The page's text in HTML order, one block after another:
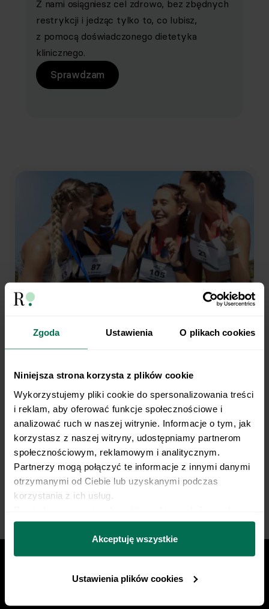
Zgoda Ustawienia O plikach cookies
Niniejsza strona korzysta z plików cookie
Wykorzystujemy pliki cookie do spersonalizowania treści
i reklam, aby oferować funkcje społecznościowe i
analizować ruch w naszej witrynie. Informacje o tym, jak
korzystasz z naszej witryny, udostępniamy partnerom
społecznościowym, reklamowym i analitycznym.
Partnerzy mogą połączyć te informacje z innymi danymi
otrzymanymi od Ciebie lub uzyskanymi podczas
korzystania z ich usług.
można się z nami skontaktować i w jaki sposób
przetwarzamy dane osobowe w ramach
prywatności.
Akceptuję wszystkie
Ustawienia plików cookies
Z nami osiągniesz cel zdrowo, bez zbędnych
restrykcji i jedząc tylko to, co lubisz,
z pomocą doświadczonego dietetyka
klinicznego.
Sprawdzam
Trenujesz regularnie?
My robimy dietę.
Opieka dietetyka sportowego i indywidualny plan
żywieniowy dopasowany do Twojej dyscypliny,
treningów i sportowych celów. Nie pozwól, by źle
dobrana dieta ograniczała Twój progres.
Zacznij współpracę